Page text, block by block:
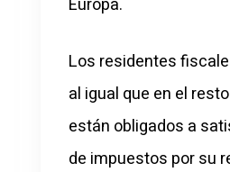
Los residentes
al igual que en el
están obligados a
de impuestos por su